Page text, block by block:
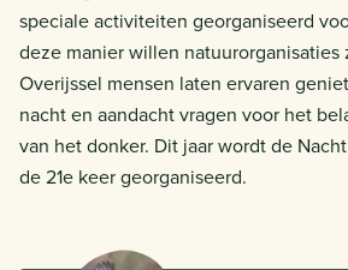
speciale activiteiten georganiseerd
deze manier willen natuurorganisaties
Overijssel mensen laten ervaren
nacht en aandacht vragen voor het
van het donker. Dit jaar wordt de
de 21e keer georganiseerd.